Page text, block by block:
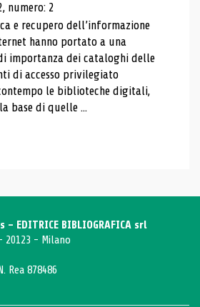
numero: 2
e recupero dell’informazione
hanno portato a una
importanza dei cataloghi delle
di accesso privilegiato
le biblioteche digitali,
base di quelle ...
EDITRICE BIBLIOGRAFICA srl
20123 - Milano
Rea 878486